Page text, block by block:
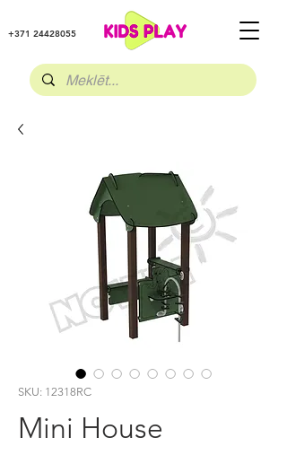
+371 24428055
SKU: 12318RC
Mini House